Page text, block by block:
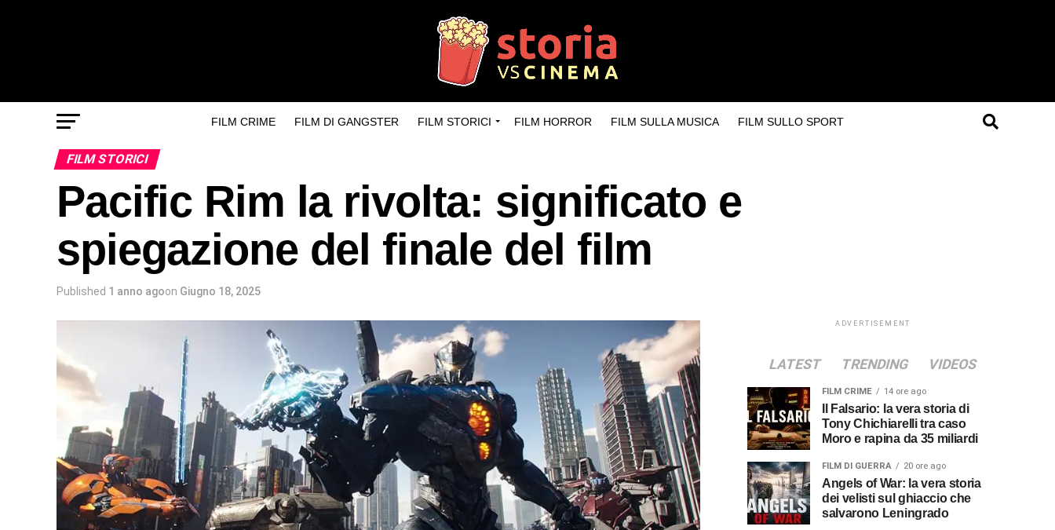
FILM CRIME FILM DI GANGSTER FILM STORICI FILM HORROR FILM SULLA MUSICA FILM SULLO SPORT
FILM STORICI
Pacific Rim la rivolta: significato e
spiegazione del finale del film
Published 1 anno agoon Giugno 18, 2025
ADVERTISEMENT
LATEST TRENDING VIDEOS
FILM CRIME 14 ore ago
Tony Chichiarelli tra caso
Moro e rapina da 35 miliardi
FILM DI GUERRA 20 ore ago
Angels of War: la vera storia
dei velisti sul ghiaccio che
salvarono Leningrado